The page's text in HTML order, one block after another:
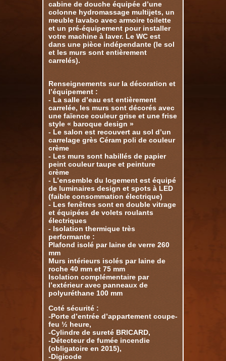
cabine de douche équipée d’une
colonne hydromassage multijets, un
meuble lavabo avec armoire toilette
et un pré-équipement pour installer
votre machine à laver. Le WC est
dans une pièce indépendante (le sol
et les murs sont entièrement
carrelés).
Renseignements sur la décoration et
l’équipement :
- La salle d’eau est entièrement
carrelée, les murs sont décorés avec
une faïence couleur grise et une frise
style « baroque design »
- Le salon est recouvert au sol d’un
carrelage grès Céram poli de couleur
crème
- Les murs sont habillés de papier
peint couleur taupe et peinture
crème
- L’ensemble du logement est équipé
de luminaires design et spots à LED
(faible consommation électrique)
- Les fenêtres sont en double vitrage
et équipées de volets roulants
électriques
- Isolation thermique très
performante :
Plafond isolé par laine de verre 260
mm
Murs intérieurs isolés par laine de
roche 40 mm et 75 mm
Isolation complémentaire par
l’extérieur avec panneaux de
polyuréthane 100 mm
Coté sécurité :
-Porte d’entrée d’appartement coupe-
feu ½ heure,
-Cylindre de sureté BRICARD,
-Détecteur de fumée incendie
(obligatoire en 2015),
-Digicode